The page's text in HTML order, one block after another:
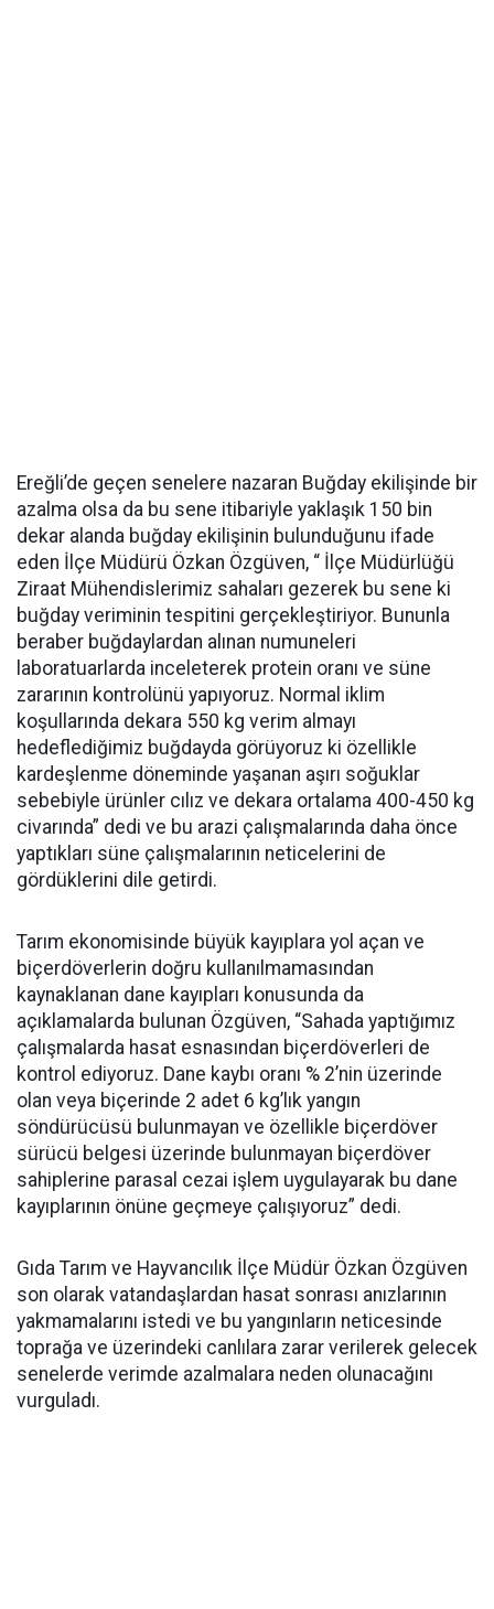
Ereğli’de geçen senelere nazaran Buğday ekilişinde bir
azalma olsa da bu sene itibariyle yaklaşık 150 bin
dekar alanda buğday ekilişinin bulunduğunu ifade
eden İlçe Müdürü Özkan Özgüven, “ İlçe Müdürlüğü
Ziraat Mühendislerimiz sahaları gezerek bu sene ki
buğday veriminin tespitini gerçekleştiriyor. Bununla
beraber buğdaylardan alınan numuneleri
laboratuarlarda inceleterek protein oranı ve süne
zararının kontrolünü yapıyoruz. Normal iklim
koşullarında dekara 550 kg verim almayı
hedeflediğimiz buğdayda görüyoruz ki özellikle
kardeşlenme döneminde yaşanan aşırı soğuklar
sebebiyle ürünler cılız ve dekara ortalama 400-450 kg
civarında” dedi ve bu arazi çalışmalarında daha önce
yaptıkları süne çalışmalarının neticelerini de
gördüklerini dile getirdi.
Tarım ekonomisinde büyük kayıplara yol açan ve
biçerdöverlerin doğru kullanılmamasından
kaynaklanan dane kayıpları konusunda da
açıklamalarda bulunan Özgüven, “Sahada yaptığımız
çalışmalarda hasat esnasından biçerdöverleri de
kontrol ediyoruz. Dane kaybı oranı % 2’nin üzerinde
olan veya biçerinde 2 adet 6 kg’lık yangın
söndürücüsü bulunmayan ve özellikle biçerdöver
sürücü belgesi üzerinde bulunmayan biçerdöver
sahiplerine parasal cezai işlem uygulayarak bu dane
kayıplarının önüne geçmeye çalışıyoruz” dedi.
Gıda Tarım ve Hayvancılık İlçe Müdür Özkan Özgüven
son olarak vatandaşlardan hasat sonrası anızlarının
yakmamalarını istedi ve bu yangınların neticesinde
toprağa ve üzerindeki canlılara zarar verilerek gelecek
senelerde verimde azalmalara neden olunacağını
vurguladı.